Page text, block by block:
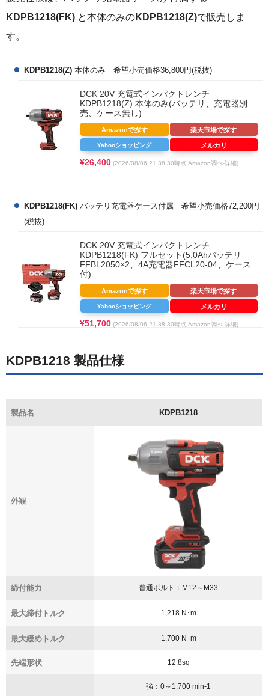
KDPB1218(FK) と本体のみのKDPB1218(Z)で販売しま
す。
KDPB1218(Z) 本体のみ 希望小売価格36,800円(税抜)
DCK 20V 充電式インパクトレンチ
KDPB1218(Z) 本体のみ(バッテリ、充電器別
売、ケース無し)
¥26,400 (2026/08/06 21:38:30時点 Amazon調べ-詳細)
Amazonで探す 楽天市場で探す
Yahooショッピング メルカリ
KDPB1218(FK) バッテリ充電器ケース付属 希望小売価格72,200円
(税抜)
DCK 20V 充電式インパクトレンチ
KDPB1218(FK) フルセット(5.0Ahバッテリ
FFBL2050×2、4A充電器FFCL20-04、ケース
付)
¥51,700 (2026/08/06 21:38:30時点 Amazon調べ-詳細)
Amazonで探す 楽天市場で探す
Yahooショッピング メルカリ
KDPB1218 製品仕様
製品名 KDPB1218
外観
締付能力 普通ボルト：M12～M33
最大締付トルク 1,218 N･m
最大緩めトルク 1,700 N･m
先端形状 12.8sq
強：0～1,700 min-1